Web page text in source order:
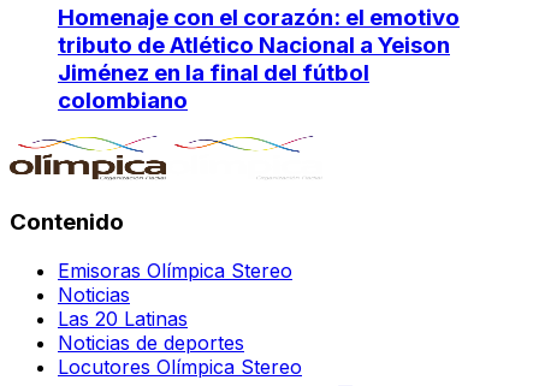
Homenaje con el corazón: el emotivo
tributo de Atlético Nacional a Yeison
Jiménez en la final del fútbol
colombiano
Contenido
Emisoras Olímpica Stereo
Noticias
Las 20 Latinas
Noticias de deportes
Locutores Olímpica Stereo